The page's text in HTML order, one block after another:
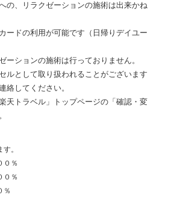
の、リラクゼーションの施術は出来かね
ードの利用が可能です（日帰りデイユー
ションの施術は行っておりません。
ルとして取り扱われることがございます
絡してください。
天トラベル」トップページの「確認・変
。
０％
０％
％